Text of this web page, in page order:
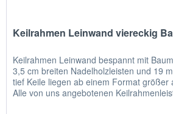
Keilrahmen Leinwand viereckig
Keilrahmen Leinwand bespannt mit
3,5 cm breiten Nadelholzleisten und 19
tief Keile liegen ab einem Format größer
Alle von uns angebotenen